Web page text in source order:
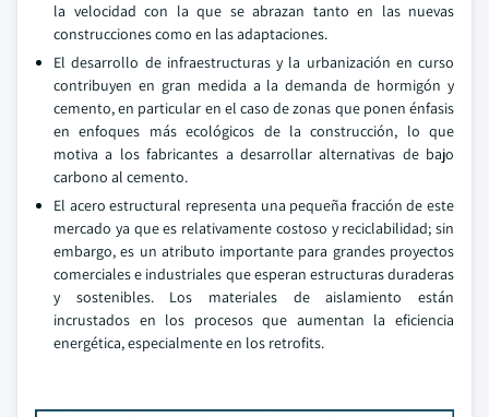
la velocidad con la que se abrazan tanto en las nuevas
construcciones como en las adaptaciones.
El desarrollo de infraestructuras y la urbanización en curso
contribuyen en gran medida a la demanda de hormigón y
cemento, en particular en el caso de zonas que ponen énfasis
en enfoques más ecológicos de la construcción, lo que
motiva a los fabricantes a desarrollar alternativas de bajo
carbono al cemento.
El acero estructural representa una pequeña fracción de este
mercado ya que es relativamente costoso y reciclabilidad; sin
embargo, es un atributo importante para grandes proyectos
comerciales e industriales que esperan estructuras duraderas
y sostenibles. Los materiales de aislamiento están
incrustados en los procesos que aumentan la eficiencia
energética, especialmente en los retrofits.